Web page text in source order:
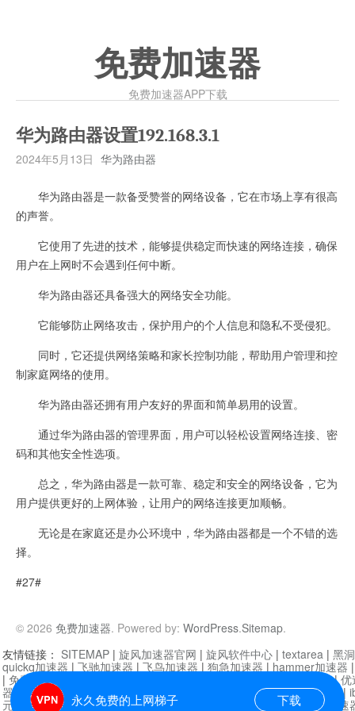
免费加速器
免费加速器APP下载
华为路由器设置192.168.3.1
2024年5月13日 华为路由器
华为路由器是一款备受赞誉的网络设备，它在市场上享有很高
的声誉。
它使用了先进的技术，能够提供稳定而快速的网络连接，确保
用户在上网时不会遇到任何中断。
华为路由器还具备强大的网络安全功能。
它能够防止网络攻击，保护用户的个人信息和隐私不受侵犯。
同时，它还提供网络策略和家长控制功能，帮助用户管理和控
制家庭网络的使用。
华为路由器还拥有用户友好的界面和简单易用的设置。
通过华为路由器的管理界面，用户可以轻松设置网络连接、密
码和其他安全性选项。
总之，华为路由器是一款可靠、稳定和安全的网络设备，它为
用户提供更好的上网体验，让用户的网络连接更加顺畅。
无论是在家庭还是办公环境中，华为路由器都是一个不错的选
择。
#27#
© 2026 免费加速器. Powered by: WordPress.Sitemap.
永久免费的上网梯子 下载
友情链接： SITEMAP | 旋风加速器官网 | 旋风软件中心 | textarea | 黑
quickq加速器 | 飞驰加速器 | 飞鸟加速器 | 狗急加速器 | hammer加速器
| 免费vqn加速外网 迷雾通|优
器| 快柠檬加速器 |黑洞加速 |falemon 快橙加速器|anycast加速器 |
元机场加速器 |一元机场|老王加速器 | 白石山|
小牛加速